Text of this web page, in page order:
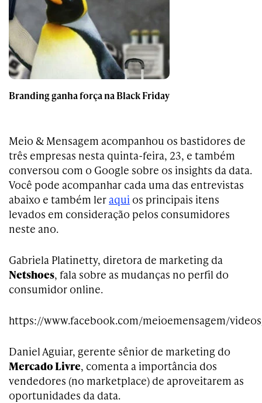
Branding ganha força na Black Friday
Meio & Mensagem acompanhou os bastidores de
três empresas nesta quinta-feira, 23, e também
conversou com o Google sobre os insights da data.
Você pode acompanhar cada uma das entrevistas
abaixo e também ler aqui os principais itens
levados em consideração pelos consumidores
neste ano.
Gabriela Platinetty, diretora de marketing da
Netshoes, fala sobre as mudanças no perfil do
consumidor online.
https://www.facebook.com/meioemensagem/
Daniel Aguiar, gerente sênior de marketing do
Mercado Livre, comenta a importância dos
vendedores (no marketplace) de aproveitarem as
oportunidades da data.